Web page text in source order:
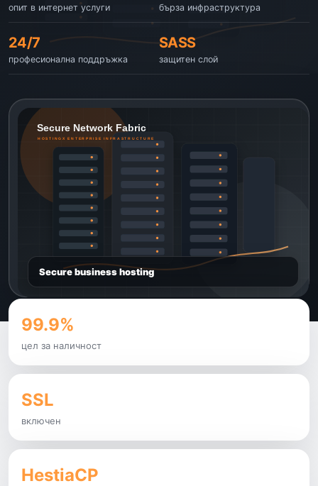
опит в интернет услуги бърза инфраструктура
24/7
професионална поддръжка
SASS
защитен слой
Secure business hosting
99.9%
цел за наличност
SSL
включен
HestiaCP